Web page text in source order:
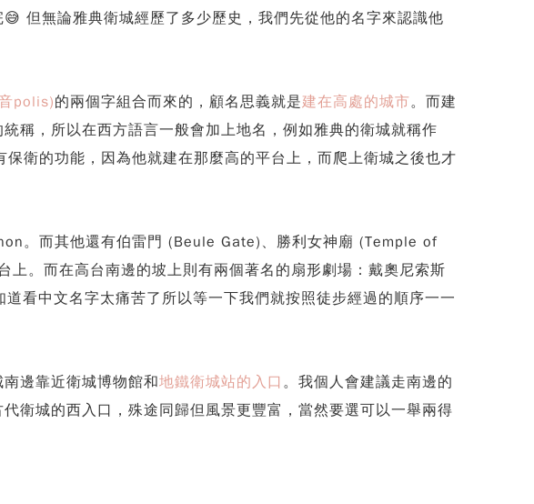
但無論雅典衛城經歷了多少歷史，我們先從他的名字來認識他
polis)的兩個字組合而來的，顧名思義就是建在高處的城市。而建
稱，所以在西方語言一般會加上地名，例如雅典的衛城就稱作
衛的功能，因為他就建在那麼高的平台上，而爬上衛城之後也才
。而其他還有伯雷門 (Beule Gate)、勝利女神廟 (Temple of
。而在高台南邊的坡上則有兩個著名的扇形劇場：戴奧尼索斯
中文名字太痛苦了所以等一下我們就按照徒步經過的順序一一
南邊靠近衛城博物館和地鐵衛城站的入口 。我個人會建議走南邊的
衛城的西入口，殊途同歸但風景更豐富，當然要選可以一舉兩得